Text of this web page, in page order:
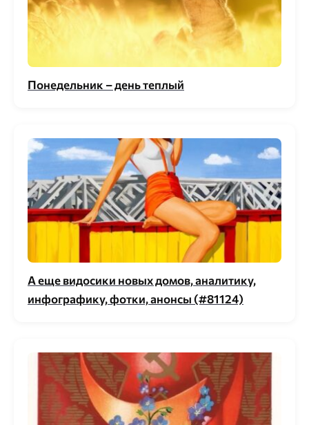
Понедельник – день теплый
А еще видосики новых домов, аналитику,
инфографику, фотки, анонсы (#81124)